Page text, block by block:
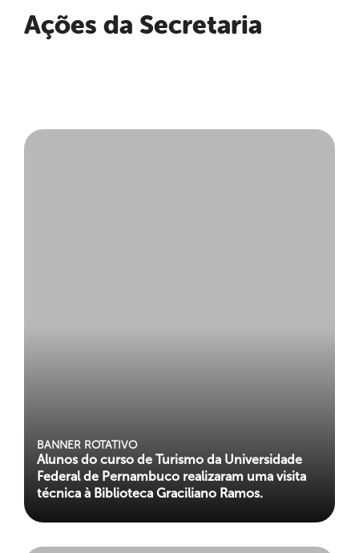
Ações da Secretaria
BANNER ROTATIVO
Alunos do curso de Turismo da Universidade
Federal de Pernambuco realizaram uma visita
técnica à Biblioteca Graciliano Ramos.